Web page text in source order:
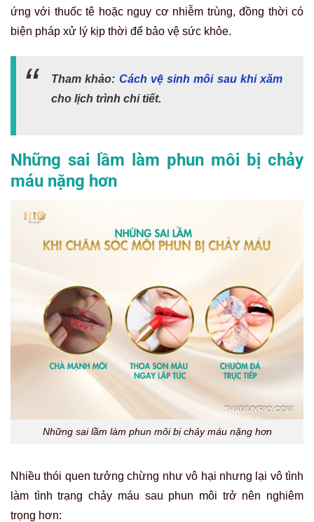
ứng với thuốc tê hoặc nguy cơ nhiễm trùng, đồng thời có
biện pháp xử lý kịp thời để bảo vệ sức khỏe.
Tham khảo: Cách vệ sinh môi sau khi xăm
cho lịch trình chi tiết.
Những sai lầm làm phun môi bị chảy
máu nặng hơn
Những sai lầm làm phun môi bị chảy máu nặng hơn
Nhiều thói quen tưởng chừng như vô hại nhưng lại vô tình
làm tình trạng chảy máu sau phun môi trở nên nghiêm
trọng hơn: